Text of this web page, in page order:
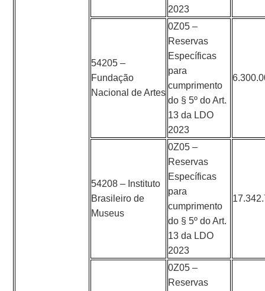
2023
54205 –
Fundação
Nacional de Artes
0Z05 –
Reservas
Específicas
para
cumprimento
do § 5º do Art.
13 da LDO
2023
54208 – Instituto
Brasileiro de
Museus
0Z05 –
Reservas
Específicas
para
cumprimento
do § 5º do Art.
13 da LDO
2023
0Z05 –
Reservas